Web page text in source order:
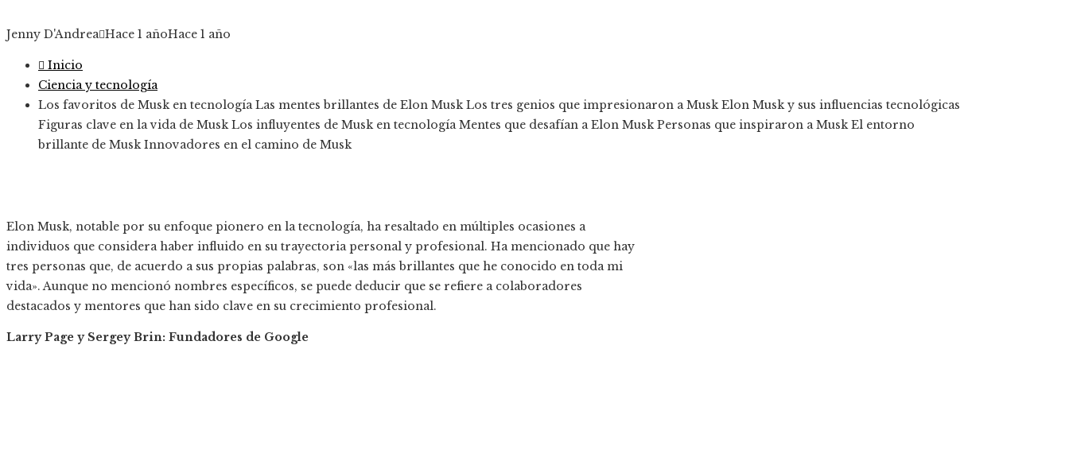
Jenny D'Andrea Hace 1 añoHace 1 año
Inicio
Ciencia y tecnología
Los favoritos de Musk en tecnología Las mentes brillantes de Elon Musk Los tres genios que impresionaron a Musk Elon Musk y sus influencias tecnológicas
Figuras clave en la vida de Musk Los influyentes de Musk en tecnología Mentes que desafían a Elon Musk Personas que inspiraron a Musk El entorno
brillante de Musk Innovadores en el camino de Musk
​Elon Musk, notable por su enfoque pionero en la tecnología, ha resaltado en múltiples ocasiones a
individuos que considera haber influido en su trayectoria personal y profesional. Ha mencionado que hay
tres personas que, de acuerdo a sus propias palabras, son «las más brillantes que he conocido en toda mi
vida». Aunque no mencionó nombres específicos, se puede deducir que se refiere a colaboradores
destacados y mentores que han sido clave en su crecimiento profesional.​​
Larry Page y Sergey Brin: Fundadores de Google